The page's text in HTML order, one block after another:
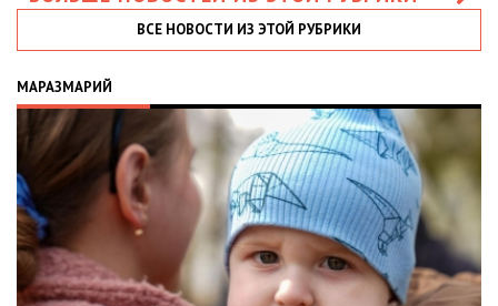
ВСЕ НОВОСТИ ИЗ ЭТОЙ РУБРИКИ
МАРАЗМАРИЙ